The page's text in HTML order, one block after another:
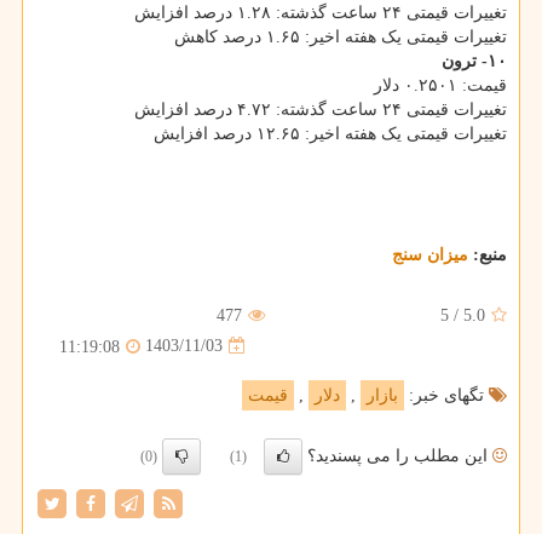
تغییرات قیمتی ۲۴ ساعت گذشته: ۱.۲۸ درصد افزایش
تغییرات قیمتی یک هفته اخیر: ۱.۶۵ درصد کاهش
۱۰- ترون
قیمت: ۰.۲۵۰۱ دلار
تغییرات قیمتی ۲۴ ساعت گذشته: ۴.۷۲ درصد افزایش
تغییرات قیمتی یک هفته اخیر: ۱۲.۶۵ درصد افزایش
منبع: میزان سنج
5.0
/
5
477
1403/11/03
11:19:08
تگهای خبر: بازار , دلار , قیمت
این مطلب را می پسندید؟ (1)
(0)